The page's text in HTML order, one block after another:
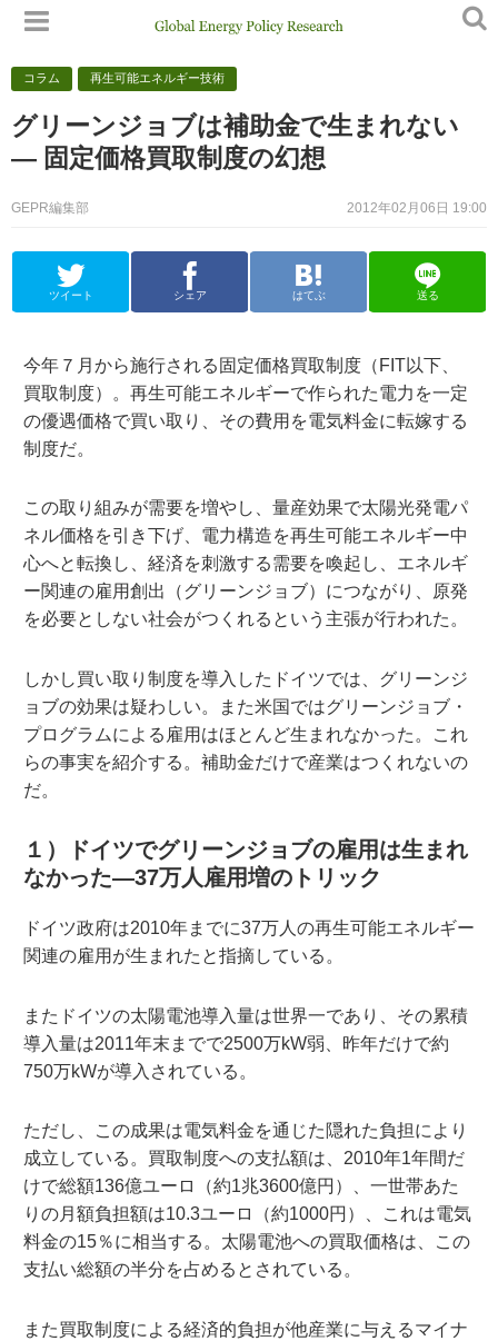
コラム 再生可能エネルギー技術
グリーンジョブは補助金で生まれない
— 固定価格買取制度の幻想
2012年02月06日 19:00
GEPR編集部
ツイート シェア はてぶ 送る
今年７月から施行される固定価格買取制度（FIT以下、
買取制度）。再生可能エネルギーで作られた電力を一定
の優遇価格で買い取り、その費用を電気料金に転嫁する
制度だ。
この取り組みが需要を増やし、量産効果で太陽光発電パ
ネル価格を引き下げ、電力構造を再生可能エネルギー中
心へと転換し、経済を刺激する需要を喚起し、エネルギ
ー関連の雇用創出（グリーンジョブ）につながり、原発
を必要としない社会がつくれるという主張が行われた。
しかし買い取り制度を導入したドイツでは、グリーンジ
ョブの効果は疑わしい。また米国ではグリーンジョブ・
プログラムによる雇用はほとんど生まれなかった。これ
らの事実を紹介する。補助金だけで産業はつくれないの
だ。
１）ドイツでグリーンジョブの雇用は生まれ
なかった—37万人雇用増のトリック
ドイツ政府は2010年までに37万人の再生可能エネルギー
関連の雇用が生まれたと指摘している。
またドイツの太陽電池導入量は世界一であり、その累積
導入量は2011年末までで2500万kW弱、昨年だけで約
750万kWが導入されている。
ただし、この成果は電気料金を通じた隠れた負担により
成立している。買取制度への支払額は、2010年1年間だ
けで総額136億ユーロ（約1兆3600億円）、一世帯あた
りの月額負担額は10.3ユーロ（約1000円）、これは電気
料金の15％に相当する。太陽電池への買取価格は、この
支払い総額の半分を占めるとされている。
また買取制度による経済的負担が他産業に与えるマイナ